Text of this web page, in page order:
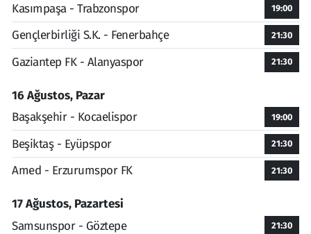
Kasımpaşa - Trabzonspor 19:00
Gençlerbirliği S.K. - Fenerbahçe 21:30
Gaziantep FK - Alanyaspor 21:30
16 Ağustos, Pazar
Başakşehir - Kocaelispor
19:00
Beşiktaş - Eyüpspor 21:30
Amed - Erzurumspor FK 21:30
17 Ağustos, Pazartesi
Samsunspor - Göztepe
21:30